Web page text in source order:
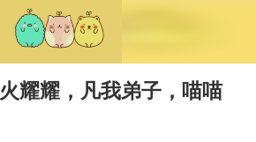
38岁演员求职万岁山NPC成功
胜宏科技：股票交易异常波动
国乒男单横滨冠军赛全军覆没
耀耀，凡我弟子，喵喵